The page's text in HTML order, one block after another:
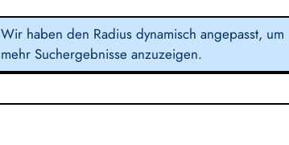
Wir haben den Radius dynamisch angepasst, um
mehr Suchergebnisse anzuzeigen.